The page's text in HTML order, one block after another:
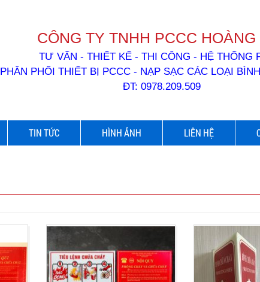
CÔNG TY TNHH PCCC HOÀNG
TƯ VẤN - THIẾT KẾ - THI CÔNG - HỆ THỐNG
PHÂN PHỐI THIẾT BỊ PCCC - NẠP SẠC CÁC LOẠI
ĐT: 0978.209.509
TIN TỨC HÌNH ẢNH LIÊN HỆ